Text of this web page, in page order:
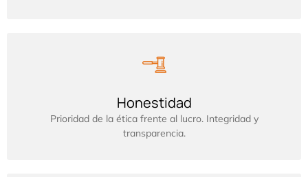
Honestidad
Prioridad de la ética frente al lucro. Integridad y
transparencia.